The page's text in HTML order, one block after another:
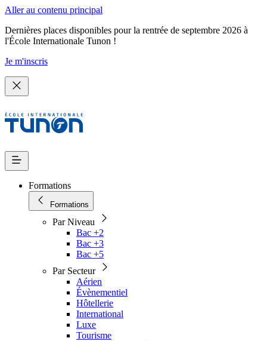
Aller au contenu principal
Dernières places disponibles pour la rentrée de septembre 2026 à
l'École Internationale Tunon !
Je m'inscris
Formations
Formations
Par Niveau
Bac +2
Bac +3
Bac +5
Par Secteur
Aérien
Évènementiel
Hôtellerie
International
Luxe
Tourisme